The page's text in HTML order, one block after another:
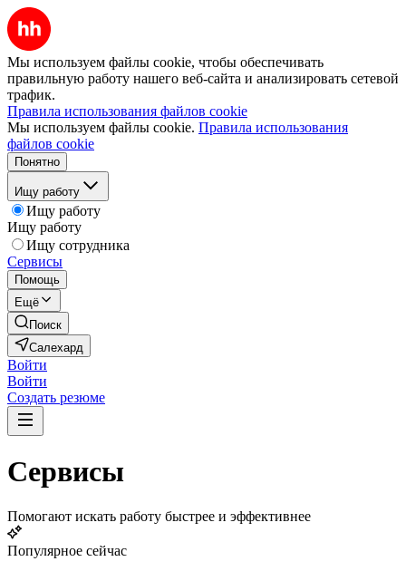
Мы используем файлы cookie, чтобы обеспечивать
правильную работу нашего веб-сайта и анализировать сетевой
трафик.
Правила использования файлов cookie
Мы используем файлы cookie. Правила использования
файлов cookie
Понятно
Ищу работу
Ищу работу
Ищу работу
Ищу сотрудника
Сервисы
Помощь
Ещё
Поиск
Салехард
Войти
Войти
Создать резюме
Сервисы
Помогают искать работу быстрее и эффективнее
Популярное сейчас